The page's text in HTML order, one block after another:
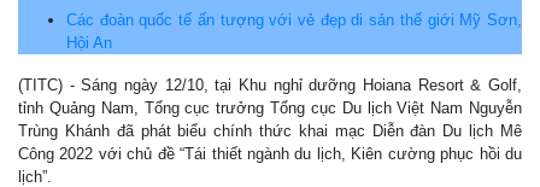
Các đoàn quốc tế ấn tượng với vẻ đẹp di sản thế giới Mỹ Sơn,
Hội An
(TITC) - Sáng ngày 12/10, tại Khu nghỉ dưỡng Hoiana Resort & Golf,
tỉnh Quảng Nam, Tổng cục trưởng Tổng cục Du lịch Việt Nam Nguyễn
Trùng Khánh đã phát biểu chính thức khai mạc Diễn đàn Du lịch Mê
Công 2022 với chủ đề “Tái thiết ngành du lịch, Kiên cường phục hồi du
lịch”.